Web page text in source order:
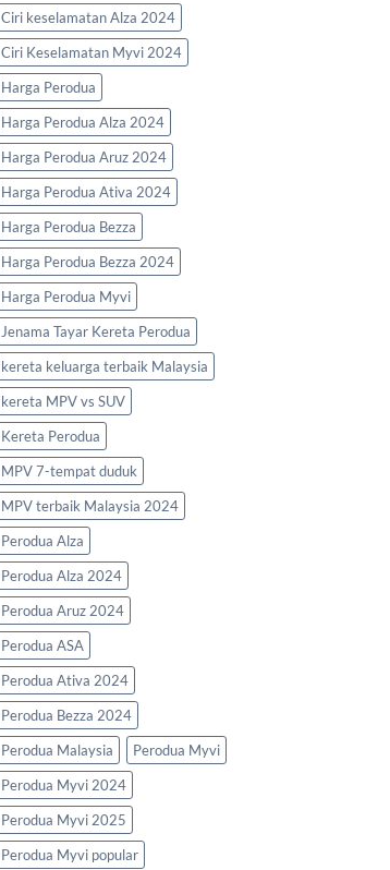
Bersih
atau
Gaji
Kasar?
Panduan
Beli
Perodua
2026
Ciri keselamatan Alza 2024
Ciri Keselamatan Myvi 2024
Harga Perodua
Harga Perodua Alza 2024
Harga Perodua Aruz 2024
Harga Perodua Ativa 2024
Harga Perodua Bezza
Harga Perodua Bezza 2024
Harga Perodua Myvi
Jenama Tayar Kereta Perodua
kereta keluarga terbaik Malaysia
kereta MPV vs SUV
Kereta Perodua
MPV 7-tempat duduk
MPV terbaik Malaysia 2024
Perodua Alza
Perodua Alza 2024
Perodua Aruz 2024
Perodua ASA
Perodua Ativa 2024
Perodua Bezza 2024
Perodua Malaysia
Perodua Myvi
Perodua Myvi 2024
Perodua Myvi 2025
Perodua Myvi popular